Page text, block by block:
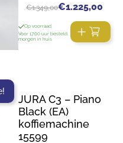
€1.349,00€1.225,00
Op voorraad
Voor 17:00 uur besteld,
morgen in huis
JURA C3 – Piano
Black (EA)
koffiemachine
15599